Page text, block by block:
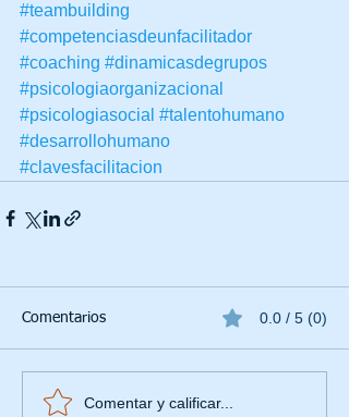
#teambuilding
#competenciasdeunfacilitador
#coaching #dinamicasdegrupos
#psicologiaorganizacional
#psicologiasocial #talentohumano
#desarrollohumano
#clavesfacilitacion
Comentarios 0.0 / 5 (0)
Comentar y calificar...